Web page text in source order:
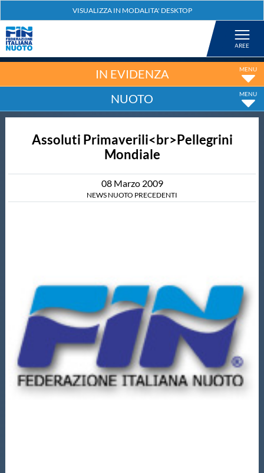
Nuoto
Tuffi
Master
Formazione
GUG
Scuole Nuoto
IN EVIDENZA
NUOTO
Assoluti Primaverili<br>Pellegrini
Mondiale
08 Marzo 2009
NEWS NUOTO PRECEDENTI